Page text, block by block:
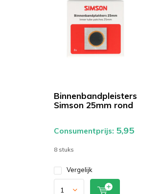
Binnenbandpleisters
Simson 25mm rond
Consumentprijs: 5,95
8 stuks
Vergelijk